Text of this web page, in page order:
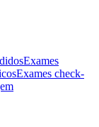
Exames
Exames check-